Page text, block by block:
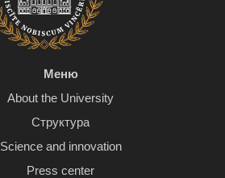
Меню
About the University
Структура
Science and innovation
Press center